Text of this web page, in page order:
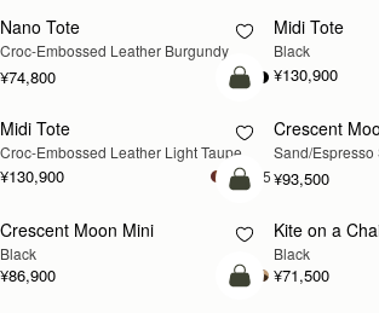
Nano Tote
Croc-Embossed Leather Burgundy
¥74,800
Midi Tote
Black
¥130,900
新登場
カートに追加
Midi Tote
Croc-Embossed Leather Light Taupe
¥130,900 +5
Crescent
Sand/Espresso
¥93,500
カートに追加
Crescent Moon Mini
Black
¥86,900
Kite on a
Black
¥71,500
カートに追加